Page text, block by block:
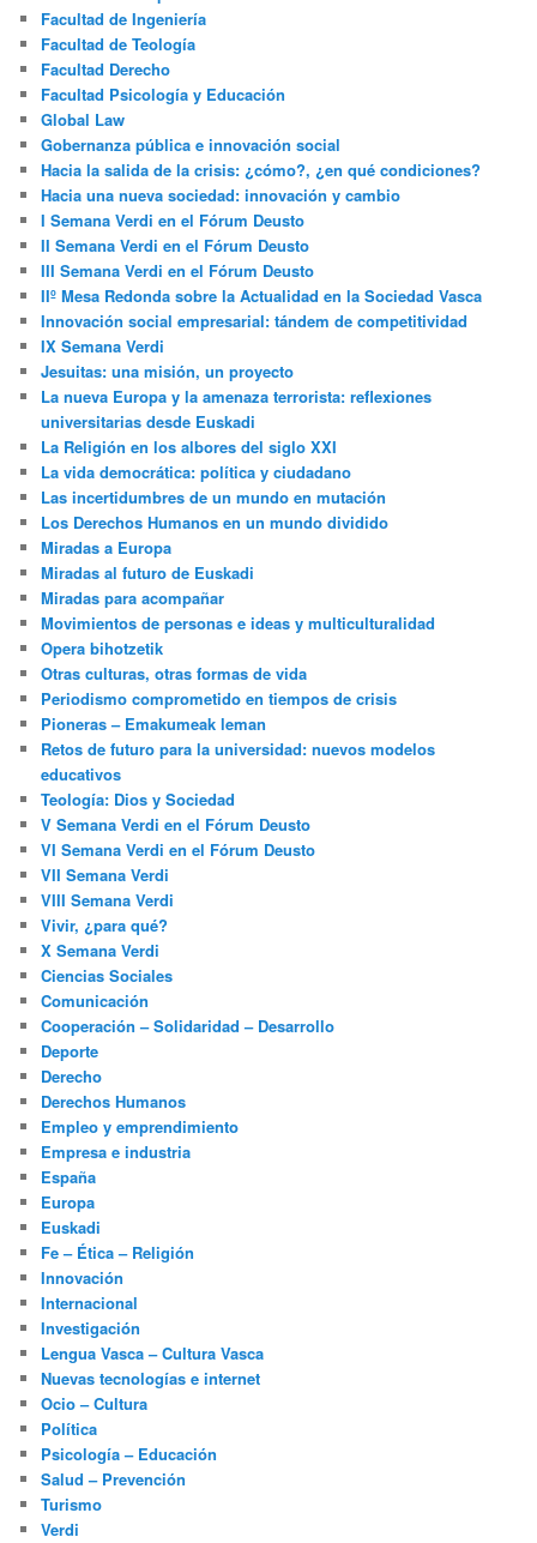
Facultad de Ingeniería
Facultad de Teología
Facultad Derecho
Facultad Psicología y Educación
Global Law
Gobernanza pública e innovación social
Hacia la salida de la crisis: ¿cómo?, ¿en qué condiciones?
Hacia una nueva sociedad: innovación y cambio
I Semana Verdi en el Fórum Deusto
II Semana Verdi en el Fórum Deusto
III Semana Verdi en el Fórum Deusto
IIº Mesa Redonda sobre la Actualidad en la Sociedad Vasca
Innovación social empresarial: tándem de competitividad
IX Semana Verdi
Jesuitas: una misión, un proyecto
La nueva Europa y la amenaza terrorista: reflexiones
universitarias desde Euskadi
La Religión en los albores del siglo XXI
La vida democrática: política y ciudadano
Las incertidumbres de un mundo en mutación
Los Derechos Humanos en un mundo dividido
Miradas a Europa
Miradas al futuro de Euskadi
Miradas para acompañar
Movimientos de personas e ideas y multiculturalidad
Opera bihotzetik
Otras culturas, otras formas de vida
Periodismo comprometido en tiempos de crisis
Pioneras – Emakumeak leman
Retos de futuro para la universidad: nuevos modelos
educativos
Teología: Dios y Sociedad
V Semana Verdi en el Fórum Deusto
VI Semana Verdi en el Fórum Deusto
VII Semana Verdi
VIII Semana Verdi
Vivir, ¿para qué?
X Semana Verdi
Ciencias Sociales
Comunicación
Cooperación – Solidaridad – Desarrollo
Deporte
Derecho
Derechos Humanos
Empleo y emprendimiento
Empresa e industria
España
Europa
Euskadi
Fe – Ética – Religión
Innovación
Internacional
Investigación
Lengua Vasca – Cultura Vasca
Nuevas tecnologías e internet
Ocio – Cultura
Política
Psicología – Educación
Salud – Prevención
Turismo
Verdi